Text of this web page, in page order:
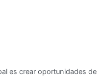
es crear oportunidades de